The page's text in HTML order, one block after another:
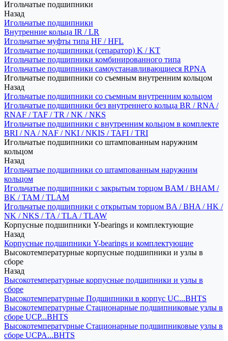
Игольчатые подшипники
Назад
Игольчатые подшипники
Внутренние кольца IR / LR
Игольчатые муфты типа HF / HFL
Игольчатые подшипники (сепаратор) K / KT
Игольчатые подшипники комбинированного типа
Игольчатые подшипники самоустанавливающиеся RPNA
Игольчатые подшипники со съемным внутренним кольцом
Назад
Игольчатые подшипники со съемным внутренним кольцом
Игольчатые подшипники без внутреннего кольца BR / RNA /
RNAF / TAF / TR / NK / NKS
Игольчатые подшипники с внутренним кольцом в комплекте
BRI / NA / NAF / NKI / NKIS / TAFI / TRI
Игольчатые подшипники со штампованным наружним
кольцом
Назад
Игольчатые подшипники со штампованным наружним
кольцом
Игольчатые подшипники с закрытым торцом BAM / BHAM /
BK / TAM / TLAM
Игольчатые подшипники с открытым торцом BA / BHA / HK /
NK / NKS / TA / TLA / TLAW
Корпусные подшипники Y-bearings и комплектующие
Назад
Корпусные подшипники Y-bearings и комплектующие
Высокотемпературные корпусные подшипники и узлы в
сборе
Назад
Высокотемпературные корпусные подшипники и узлы в
сборе
Высокотемпературные Подшипники в корпус UC...BHTS
Высокотемпературные Стационарные подшипниковые узлы в
сборе UCP...BHTS
Высокотемпературные Стационарные подшипниковые узлы в
сборе UCPA...BHTS